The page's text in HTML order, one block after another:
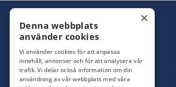
×
Denna webbplats
använder cookies
Vi använder cookies för att anpassa
innehåll, annonser och för att analysera vår
trafik. Vi delar också information om din
användning av vår webbplats med våra